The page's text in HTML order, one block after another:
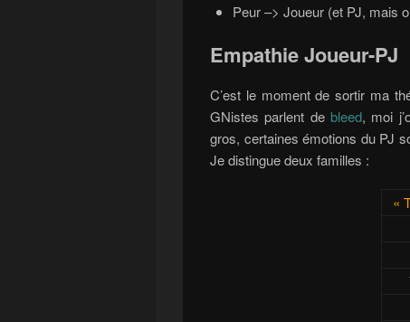
Peur –> Joueur (et PJ, mais
Empathie Joueur-PJ
C’est le moment de sortir ma
GNistes parlent de bleed, moi
gros, certaines émotions du PJ
Je distingue deux familles :
«